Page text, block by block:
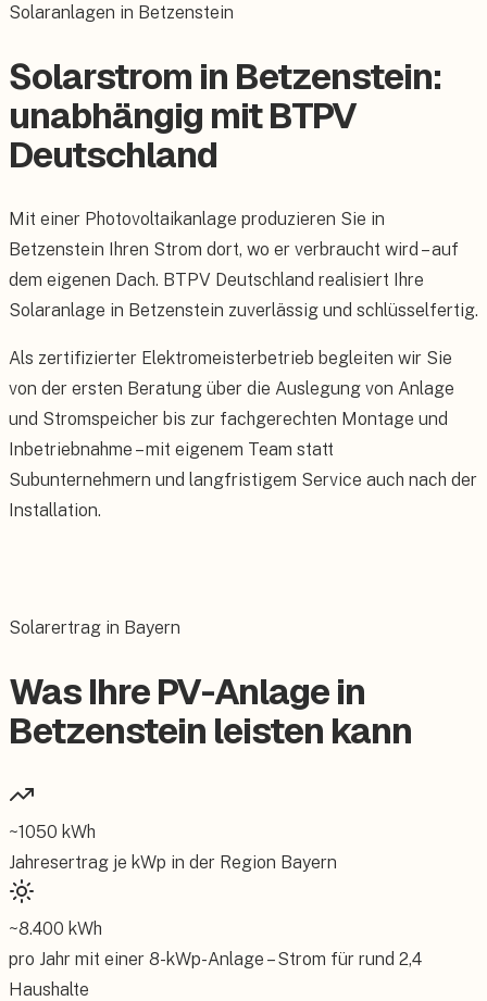
Solaranlagen in Betzenstein
Solarstrom in Betzenstein:
unabhängig mit BTPV
Deutschland
Mit einer Photovoltaikanlage produzieren Sie in
Betzenstein Ihren Strom dort, wo er verbraucht wird – auf
dem eigenen Dach. BTPV Deutschland realisiert Ihre
Solaranlage in Betzenstein zuverlässig und schlüsselfertig.
Als zertifizierter Elektromeisterbetrieb begleiten wir Sie
von der ersten Beratung über die Auslegung von Anlage
und Stromspeicher bis zur fachgerechten Montage und
Inbetriebnahme – mit eigenem Team statt
Subunternehmern und langfristigem Service auch nach der
Installation.
Solarertrag in Bayern
Was Ihre PV-Anlage in
Betzenstein leisten kann
~1050 kWh
Jahresertrag je kWp in der Region Bayern
~8.400 kWh
pro Jahr mit einer 8-kWp-Anlage – Strom für rund 2,4
Haushalte